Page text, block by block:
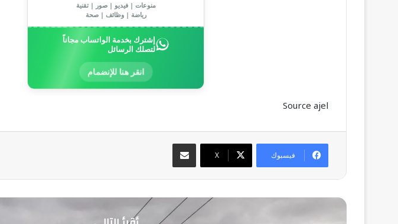
منوعات | فيديو | صور | تقنية
رياضة | وظائف | صحة
إشترك بخدمة الواتساب مجاناً
لتصلك الرسائل
انقر هنا للإنضمام
Source ajel
فيسبوك ‫X
مشاركة عبر البريد